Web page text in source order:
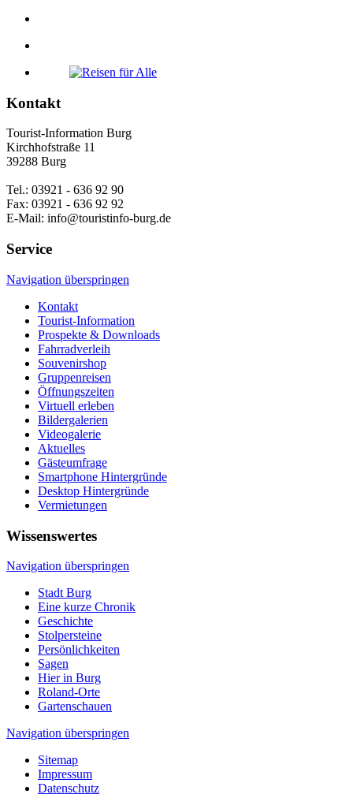
Kontakt
Tourist-Information Burg
Kirchhofstraße 11
39288 Burg
Tel.: 03921 - 636 92 90
Fax: 03921 - 636 92 92
E-Mail: info@touristinfo-burg.de
Service
Navigation überspringen
Kontakt
Tourist-Information
Prospekte & Downloads
Fahrradverleih
Souvenirshop
Gruppenreisen
Öffnungszeiten
Virtuell erleben
Bildergalerien
Videogalerie
Aktuelles
Gästeumfrage
Smartphone Hintergründe
Desktop Hintergründe
Vermietungen
Wissenswertes
Navigation überspringen
Stadt Burg
Eine kurze Chronik
Geschichte
Stolpersteine
Persönlichkeiten
Sagen
Hier in Burg
Roland-Orte
Gartenschauen
Navigation überspringen
Sitemap
Impressum
Datenschutz